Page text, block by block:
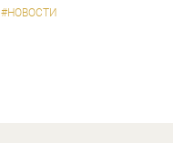
#НОВОСТИ